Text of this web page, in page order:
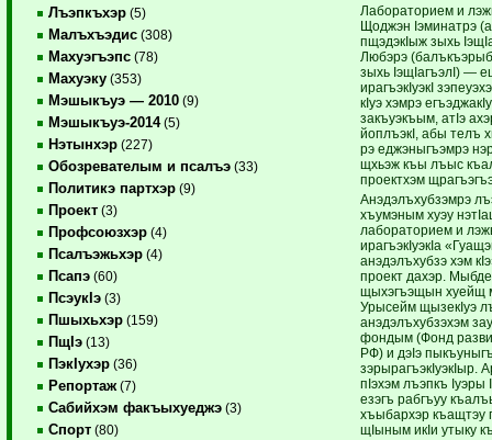
Лъэпкъхэр (5)
Малъхъэдис (308)
Махуэгъэпс (78)
Махуэку (353)
Мэшыкъуэ — 2010 (9)
Мэшыкъуэ-2014(5)
Нэтынхэр (227)
Обозревателым и псалъэ (33)
Политикэ партхэр (9)
Проект (3)
Профсоюзхэр (4)
Псалъэжьхэр (4)
Псапэ (60)
ПсэукIэ (3)
Пшыхьхэр (159)
ПщIэ (13)
ПэкIухэр (36)
Репортаж (7)
Сабийхэм факъыхуеджэ (3)
Спорт (80)
Лабораторием и
Щоджэн Iэминатрэ
пщэдэкIыж зыхь
Любэрэ
зыхь IэщIагъэлI) —
ирагъэкIуэкI
кIуэ хэмрэ
закъуэкъым, атIэ
йоплъэкI, абы телъ
рэ еджэныгъэмрэ
щхьэж къы лъыс
проектхэм
Анэдэлъхубзэмрэ
хъумэным хуэу
лабораторием и
ирагъэкIуэкIа
анэдэлъхубзэ хэм
проект дахэр.
щыхэгъэщын хуейщ
Урысейм щызекIуэ
анэдэлъхубзэхэм
фондым (Фонд
РФ) и дэIэ
зэрырагъэкIуэкIыр.
пIэхэм лъэпкъ
езэгъ рабгъуу
хъыбархэр къащтэу
щIыным икIи утыку